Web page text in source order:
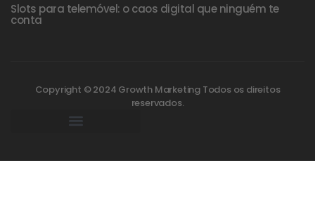
Slots para telemóvel: o caos digital que ninguém te
conta
Copyright © 2024 Growth Marketing Todos os direitos
reservados.